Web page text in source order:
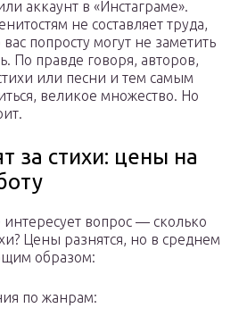
аккаунт в «Инстаграме».
не составляет труда,
попросту могут не заметить
По правде говоря, авторов,
или песни и тем самым
великое множество. Но
за стихи: цены на
вопрос — сколько
Цены разнятся, но в среднем
образом:
по жанрам: